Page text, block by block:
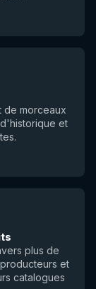
de morceaux
et
plus de
et
catalogues